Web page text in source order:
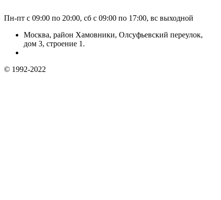
Пн-пт с 09:00 по 20:00, сб с 09:00 по 17:00, вс выходной
Москва, район Хамовники, Олсуфьевский переулок,
дом 3, строение 1.
© 1992-2022